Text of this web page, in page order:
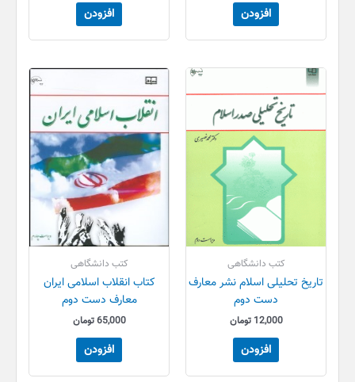
افزودن افزودن
کتب دانشگاهی
تاریخ تحلیلی اسلام نشر معارف
دست دوم
12,000 تومان
افزودن
کتب دانشگاهی
کتاب انقلاب اسلامی ایران
معارف دست دوم
65,000تومان
افزودن